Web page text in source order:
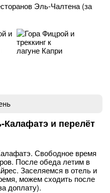
Эль-Чалтена (за
и перелёт
Свободное время
После обеда летим в
Заселяемся в отель и
можем сходить после
доплату).